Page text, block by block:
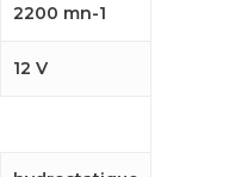
2200 mn-1
12 V